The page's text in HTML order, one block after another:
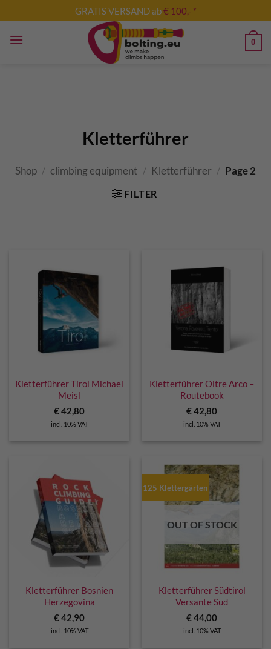
to
content
GRATIS VERSAND ab€ 100,- *
0
Kletterführer
Shop / climbing equipment / Kletterführer / Page 2
FILTER
Kletterführer Tirol Michael
Meisl
€42,80
incl. 10% VAT
Kletterführer Oltre Arco –
Routebook
€42,80
incl. 10% VAT
Kletterführer Bosnien
Herzegovina
€42,90
incl. 10% VAT
125 Klettergärten
OUT OF STOCK
Kletterführer Südtirol
Versante Sud
€44,00
incl. 10% VAT